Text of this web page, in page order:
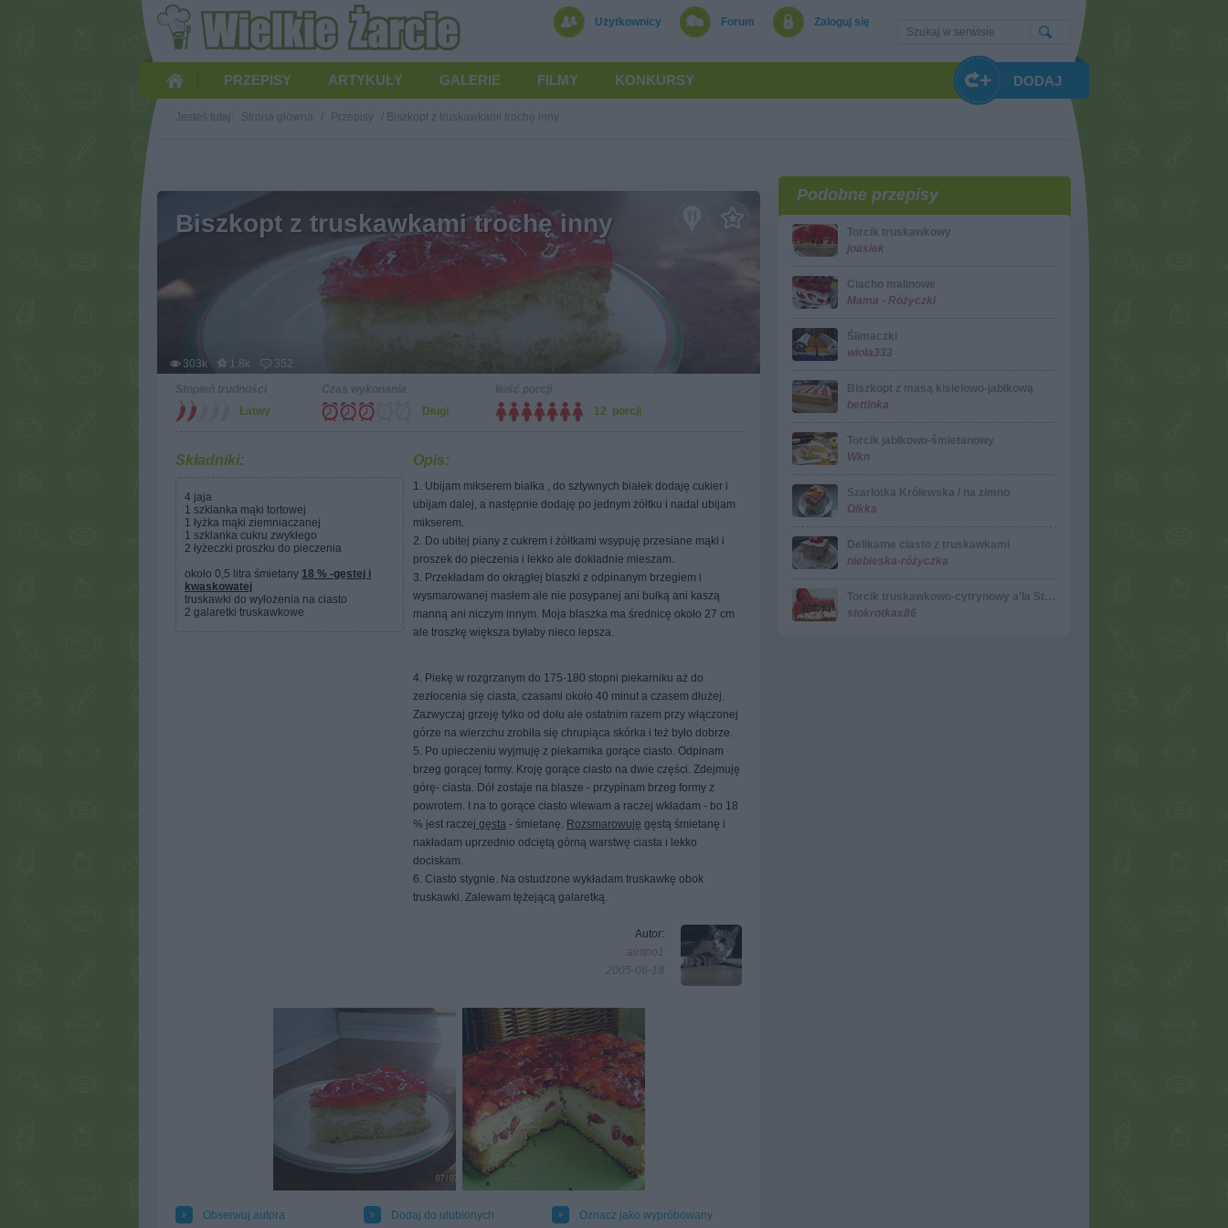
Użytkownicy Forum Zaloguj się
PRZEPISY ARTYKUŁY GALERIE FILMY KONKURSY DODAJ
Jesteś tutaj: Strona główna / Przepisy / Biszkopt z truskawkami trochę inny
Biszkopt z truskawkami trochę inny
303k 1.8k
352
Łatwy
Długi
12 porcji
Składniki:
4 jaja
1 szklanka mąki tortowej
1 łyżka mąki ziemniaczanej
1 szklanka cukru zwykłego
2 łyżeczki proszku do pieczenia
około 0,5 litra śmietany 18 % -gęstej i
kwaskowatej
truskawki do wyłożenia na ciasto
2 galaretki truskawkowe
Opis:
1. Ubijam mikserem białka , do sztywnych białek dodaję cukier i
ubijam dalej, a następnie dodaję po jednym żółtku i nadal ubijam
mikserem.
2. Do ubitej piany z cukrem i żółtkami wsypuję przesiane mąki i
proszek do pieczenia i lekko ale dokładnie mieszam.
3. Przekładam do okrągłej blaszki z odpinanym brzegiem i
wysmarowanej masłem ale nie posypanej ani bułką ani kaszą
manną ani niczym innym. Moja blaszka ma średnicę około 27 cm
ale troszkę większa byłaby nieco lepsza.
4. Piekę w rozgrzanym do 175-180 stopni piekarniku aż do
zezłocenia się ciasta, czasami około 40 minut a czasem dłużej.
Zazwyczaj grzeję tylko od dołu ale ostatnim razem przy włączonej
górze na wierzchu zrobiła się chrupiąca skórka i też było dobrze.
5. Po upieczeniu wyjmuję z piekarnika gorące ciasto. Odpinam
brzeg gorącej formy. Kroję gorące ciasto na dwie części. Zdejmuję
górę- ciasta. Dół zostaje na blasze - przypinam brzeg formy z
powrotem. I na to gorące ciasto wlewam a raczej wkładam - bo 18
% jest raczej gęsta - śmietanę. Rozsmarowuję gęstą śmietanę i
nakładam uprzednio odciętą górną warstwę ciasta i lekko
dociskam.
6. Ciasto stygnie. Na ostudzone wykładam truskawkę obok
truskawki. Zalewam tężejącą galaretką.
Autor:
aintno1
2005-06-18
Obserwuj autora Dodaj do ulubionych Oznacz jako wypróbowany
Podobne przepisy
Torcik truskawkowy
joasiek
Ciacho malinowe
Mama - Różyczki
Ślimaczki
wiola333
Biszkopt z masą kisielowo-jabłkową
bettinka
Torcik jabłkowo-śmietanowy
Wkn
Szarlotka Królewska / na zimno
Olkka
Delikatne ciasto z truskawkami
niebieska-różyczka
Torcik truskawkowo-cytrynowy a'la Stokrotka
stokrotkax86